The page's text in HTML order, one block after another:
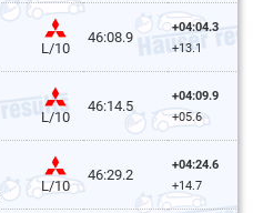
L/10
46:08.9
+04:04.3
+13.1
L/10
46:14.5
+04:09.9
+05.6
L/10
46:29.2
+04:24.6
+14.7